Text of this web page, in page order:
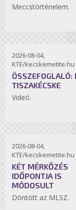
Meccstörténelem.
2026-08-04,
KTE/kecskemetite.hu
ÖSSZEFOGLALÓ:
TISZAKÉCSKE
Videó.
2026-08-04,
KTE/kecskemetite.hu
KÉT MÉRKŐZÉS
IDŐPONTJA IS
MÓDOSULT
Döntött az MLSZ.